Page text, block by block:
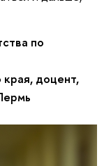
по
доцент,